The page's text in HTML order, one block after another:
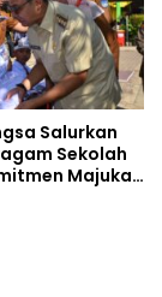
Salurkan
Sekolah
Majukan